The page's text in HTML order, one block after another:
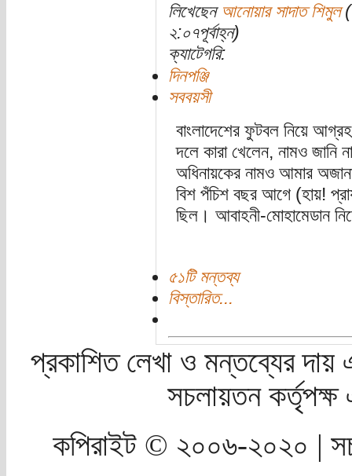
লিখেছেন আনোয়ার সাদাত শিমুল
২:০৭পূর্বাহ্ন)
ক্যাটেগরি:
দিনপঞ্জি
সববয়সী
বাংলাদেশের ফুটবল নিয়ে
দলে কারা খেলেন, নামও জানি
অধিনায়কের নামও আমার
বিশ পঁচিশ বছর আগে (হায়!
ছিল। আবাহনী-মোহামেডান
৫১টি মন্তব্য
বিস্তারিত...
প্রকাশিত লেখা ও মন্তব্যের দায়
সচলায়তন
কপিরাইট © ২০০৬-২০২০ |